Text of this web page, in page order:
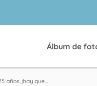
Álbum de
años, ¡hay que...